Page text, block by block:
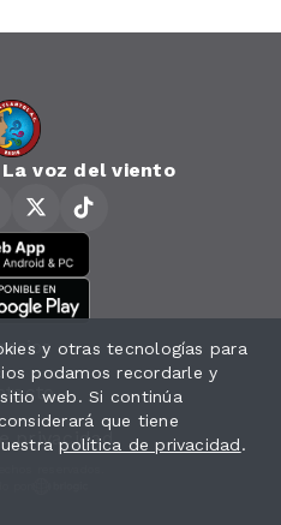
voz del viento
privacidad
y otras tecnologías para
podamos recordarle y
web. Si continúa
que tiene
política de privacidad.